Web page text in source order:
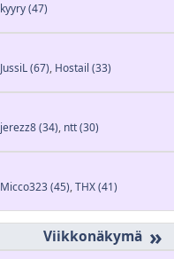
kyyry(47)
JussiL(67), Hostail (33)
jerezz8(34), ntt(30)
Micco323(45),THX(41)
»